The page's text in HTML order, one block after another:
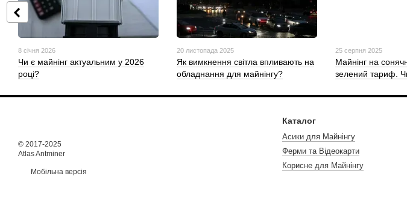
8 січня 2026
Чи є майнінг актуальним у 2026
році?
20 листопада 2025
Як вимкнення світла впливають на
обладнання для майнінгу?
25 серпня 2025
Майнінг на
зелений тариф.
© 2017-2025
Atlas Antminer
Мобільна версія
Каталог
Асики для Майнінгу
Ферми та Відеокарти
Корисне для Майнінгу